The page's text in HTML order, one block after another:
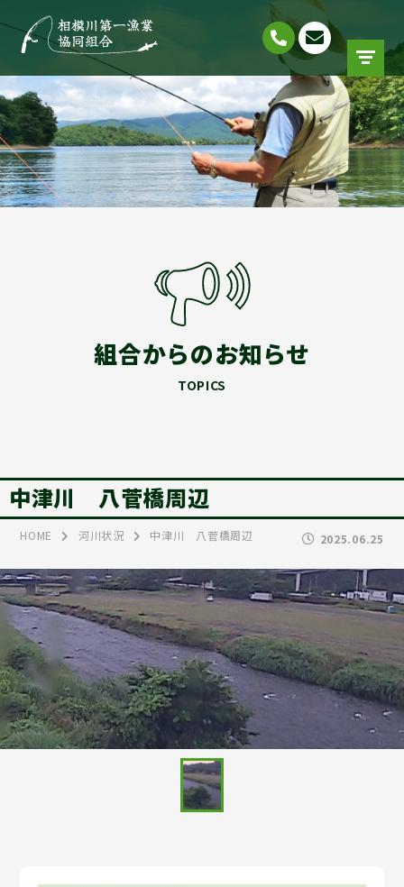
組合からのお知らせ
TOPICS
中津川 八菅橋周辺
HOME 河川状況 中津川 八菅橋周辺 2025.06.25